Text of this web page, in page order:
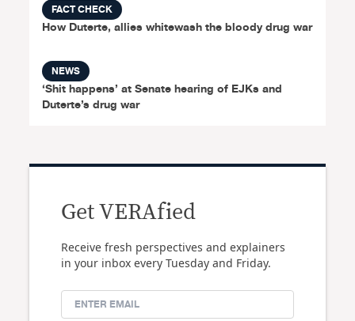
FACT CHECK
How Duterte, allies whitewash the bloody drug war
NEWS
‘Shit happens’ at Senate hearing of EJKs and
Duterte’s drug war
Get VERAfied
Receive fresh perspectives and explainers
in your inbox every Tuesday and Friday.